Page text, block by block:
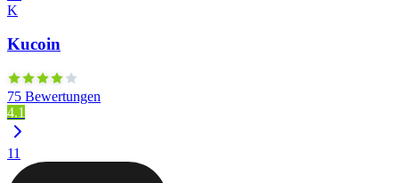
K
Kucoin
75 Bewertungen
4.1
11